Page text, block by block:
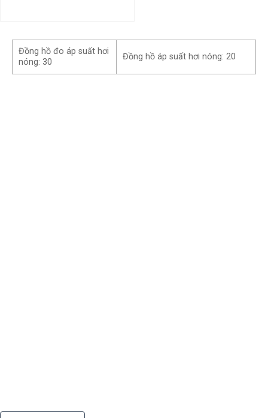
Đồng hồ đo áp suất hơi
nóng: 30
Đồng hồ áp suất hơi nóng: 20